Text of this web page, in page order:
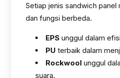
Setiap jenis sandwich panel
dan fungsi berbeda.
EPS unggul dalam
PU terbaik dalam
Rockwool unggul
suara.